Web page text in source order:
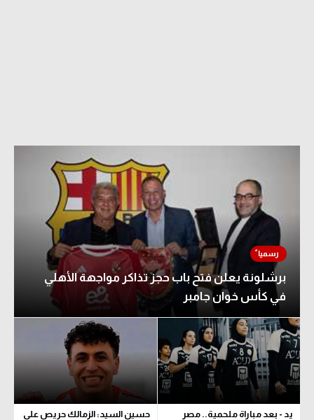
برشلونة يعلن فتح باب حجز تذاكر مواجهة الأهلي
في كأس خوان جامبر
يد - بعد مباراة ملحمية.. مصر
حسين السيد: الزمالك حريص على